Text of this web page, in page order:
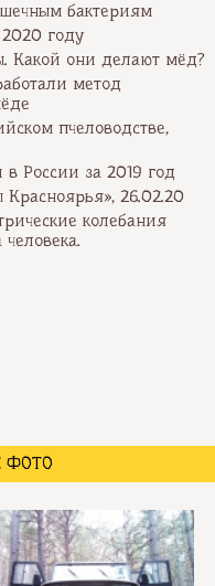
бактериям
2020 году
Какой они делают мёд?
метод
пчеловодстве,
России за 2019 год
26.02.20
колебания
ФОТО